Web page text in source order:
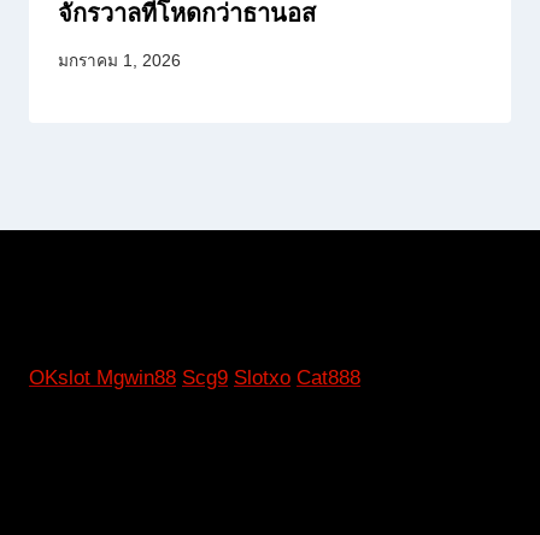
จักรวาลที่โหดกว่าธานอส
มกราคม 1, 2026
OKslot Mgwin88 Scg9 Slotxo Cat888